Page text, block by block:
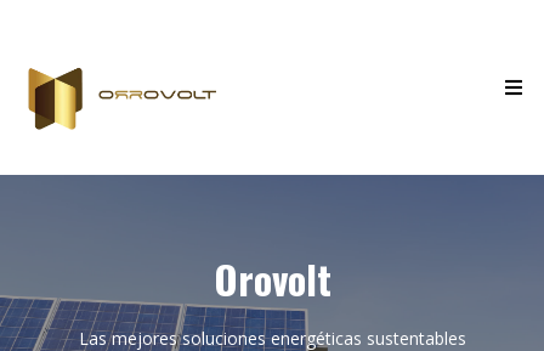
Orovolt
Las mejores soluciones energéticas sustentables